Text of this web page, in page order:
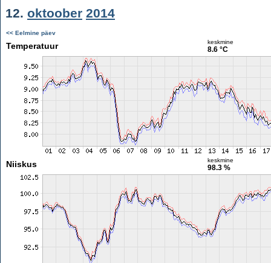
12. oktoober 2014
<< Eelmine päev
Temperatuur keskmine
8.6 °C
Niiskus keskmine
98.3 %